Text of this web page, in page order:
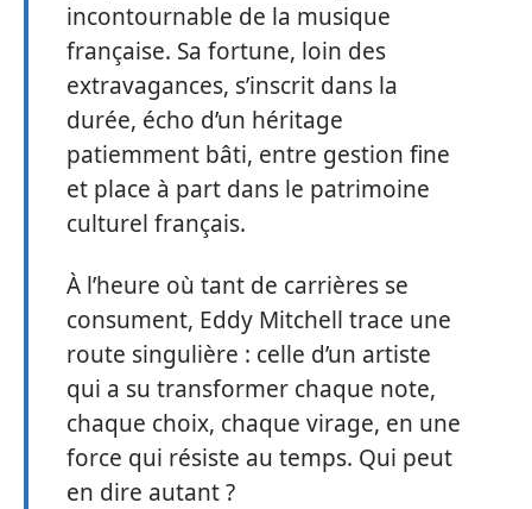
incontournable de la musique
française. Sa fortune, loin des
extravagances, s’inscrit dans la
durée, écho d’un héritage
patiemment bâti, entre gestion fine
et place à part dans le patrimoine
culturel français.
À l’heure où tant de carrières se
consument, Eddy Mitchell trace une
route singulière : celle d’un artiste
qui a su transformer chaque note,
chaque choix, chaque virage, en une
force qui résiste au temps. Qui peut
en dire autant ?